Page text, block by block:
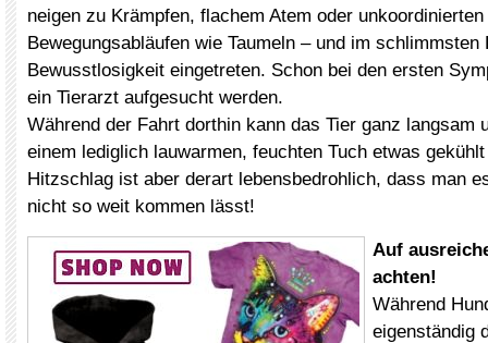
neigen zu Krämpfen, flachem Atem oder unkoordinierten
Bewegungsabläufen wie Taumeln – und im
Bewusstlosigkeit eingetreten. Schon bei den ersten
ein Tierarzt aufgesucht werden.
Während der Fahrt dorthin kann das Tier ganz langsam
einem lediglich lauwarmen, feuchten Tuch etwas
Hitzschlag ist aber derart lebensbedrohlich, dass man
nicht so weit kommen lässt!
Auf
achten!
Während
eigenständig